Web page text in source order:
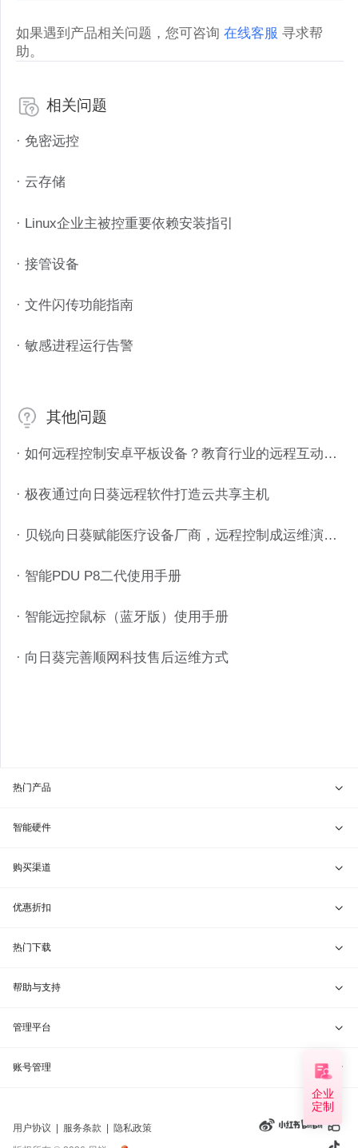
如果遇到产品相关问题，您可咨询在线客服 寻求帮
助。
相关问题
· 免密远控
· 云存储
· Linux企业主被控重要依赖安装指引
· 接管设备
· 文件闪传功能指南
· 敏感进程运行告警
其他问题
· 如何远程控制安卓平板设备？教育行业的远程互动是这样实现的
· 极夜通过向日葵远程软件打造云共享主机
· 贝锐向日葵赋能医疗设备厂商，远程控制成运维演示利器
· 智能PDU P8二代使用手册
· 智能远控鼠标（蓝牙版）使用手册
· 向日葵完善顺网科技售后运维方式
企业
定制
热门产品
贝锐向日葵 · 远程控制
贝锐蒲公英 · 异地组网
贝锐花生壳 · 动态域名
贝锐洋葱头 · 协作无间
智能硬件
贝锐向日葵硬件
贝锐蒲公英硬件
贝锐花生壳硬件
购买渠道
天猫旗舰店
京东旗舰店
优惠折扣
兑换码通道
教育公益折扣
热门下载
贝锐向日葵客户端
贝锐蒲公英客户端
贝锐花生壳客户端
帮助与支持
我要建议
我要投诉
钻石VIP
管理平台
贝锐向日葵管理
贝锐花生壳管理
账号管理
账号信息
用户协议 服务条款
隐私政策